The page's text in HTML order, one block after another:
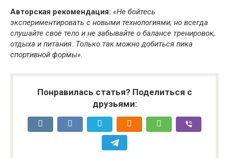
Авторская рекомендация: «Не бойтесь
экспериментировать с новыми технологиями, но всегда
слушайте своё тело и не забывайте о балансе тренировок,
отдыха и питания. Только так можно добиться пика
спортивной формы».
Понравилась статья? Поделиться с
друзьями: